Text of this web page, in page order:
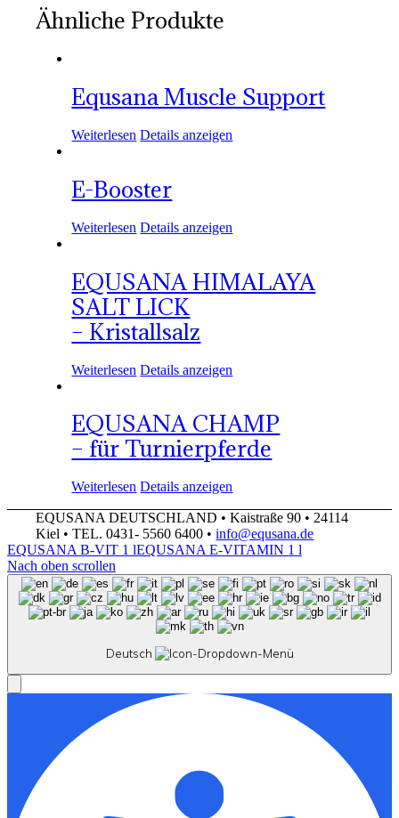
Ähnliche Produkte
Equsana Muscle Support
Weiterlesen Details anzeigen
E-Booster
Weiterlesen Details anzeigen
EQUSANA HIMALAYA
SALT LICK
– Kristallsalz
Weiterlesen Details anzeigen
EQUSANA CHAMP
– für Turnierpferde
Weiterlesen Details anzeigen
EQUSANA DEUTSCHLAND • Kaistraße 90 • 24114
Kiel • TEL. 0431- 5560 6400 •info@equsana.de
EQUSANA B-VIT 1 lEQUSANA E-VITAMIN 1 l
Nach oben scrollen
Deutsch